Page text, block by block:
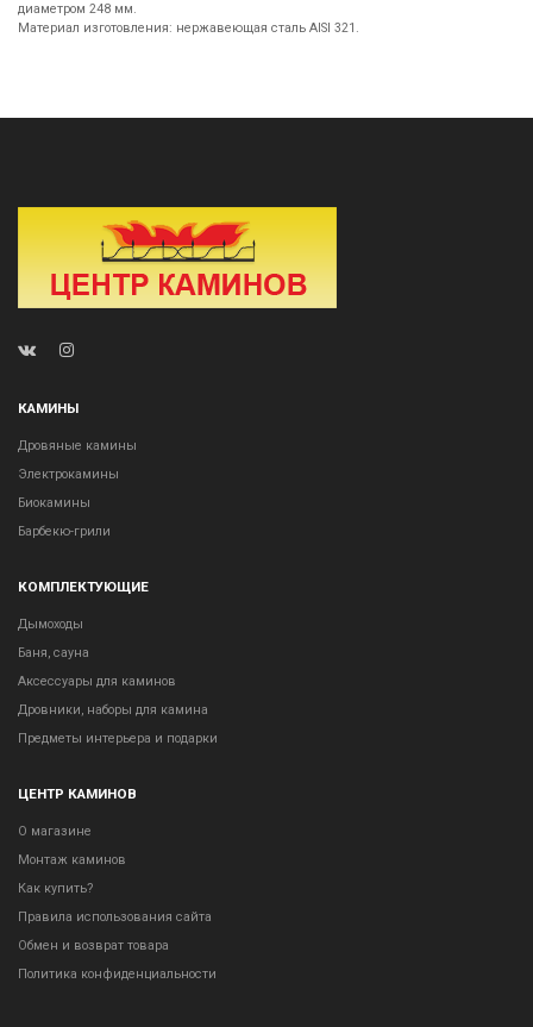
диаметром 248 мм.
Материал изготовления: нержавеющая сталь AISI 321.
КАМИНЫ
Дровяные камины
Электрокамины
Биокамины
Барбекю-грили
КОМПЛЕКТУЮЩИЕ
Дымоходы
Баня, сауна
Аксессуары для каминов
Дровники, наборы для камина
Предметы интерьера и подарки
ЦЕНТР КАМИНОВ
О магазине
Монтаж каминов
Как купить?
Правила использования сайта
Обмен и возврат товара
Политика конфиденциальности